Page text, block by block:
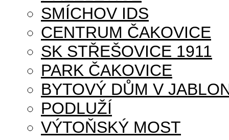
SMÍCHOV IDS
CENTRUM ČAKOVICE
SK STŘEŠOVICE 1911
PARK ČAKOVICE
BYTOVÝ DŮM V
PODLUŽÍ
VÝTOŇSKÝ MOST